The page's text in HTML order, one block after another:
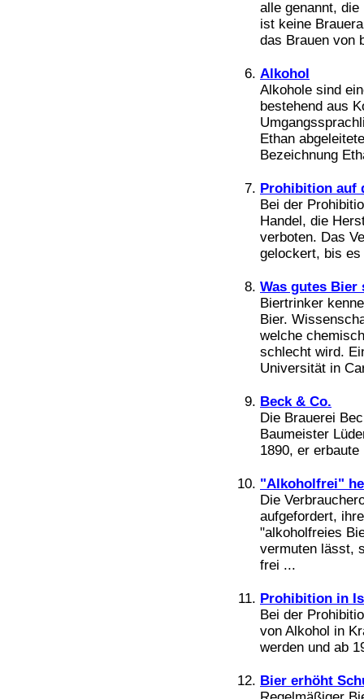
alle genannt,
ist keine
das Brauen von
Alkohol
Alkohole sind
bestehend aus
Ethan
Bezeichnung
Prohibition auf
Bei der
Handel, die
verboten. Das
gelockert, bis
Was gutes Bier
Biertrinker
Bier.
welche
schlecht wird.
Universität in
Beck & Co.
Die Brauerei
Baumeister
1890, er
"Alkoholfrei"
Die
aufgefordert,
"alkoholfreies
vermuten lässt,
frei ...
Prohibition in
Bei der
von Alkohol in
werden und ab
Bier erhöht